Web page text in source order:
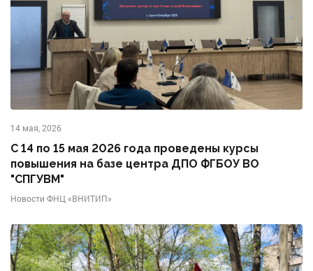
14 мая, 2026
С 14 по 15 мая 2026 года проведены курсы
повышения на базе центра ДПО ФГБОУ ВО
"СПГУВМ"
Новости ФНЦ «ВНИТИП»